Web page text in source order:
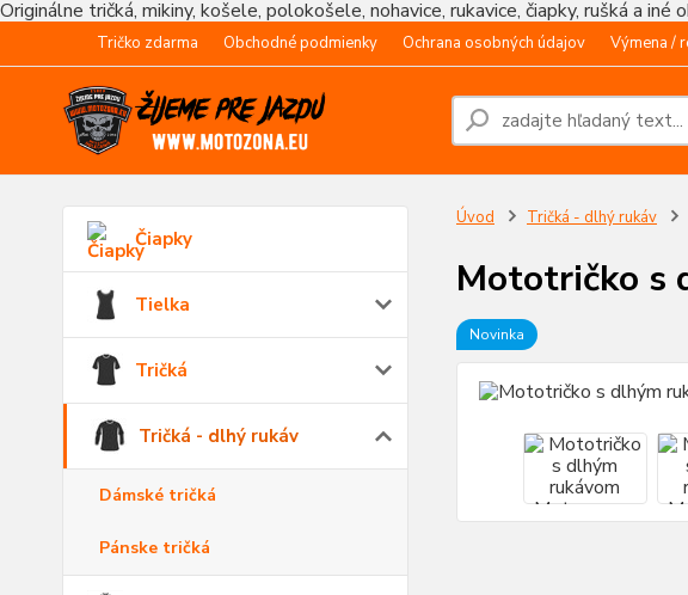
Originálne tričká, mikiny, košele, polokošele, nohavice, rukavice, čiapky, rušká a
Tričko zdarma Obchodné podmienky Ochrana osobných údajov Výmena /
Čiapky
Tielka
Tričká
Tričká - dlhý rukáv
Dámské tričká
Pánske tričká
Úvod Tričká - dlhý rukáv
Mototričko s
Novinka